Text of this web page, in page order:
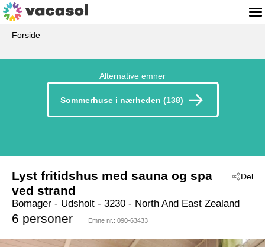
Forside
Alternative emner
Sommerhuse i nærheden (138)
Del
Lyst fritidshus med sauna og spa
ved strand
Bomager - Udsholt - 3230 - North And East Zealand
6 personer Emne nr.: 090-63433